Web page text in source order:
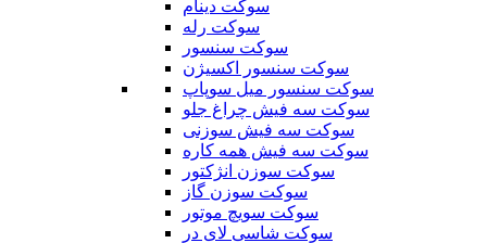
سوکت دینام
سوکت رله
سوکت سنسور
سوکت سنسور اکسیژن
سوکت سنسور میل سوپاپ
سوکت سه فیش چراغ جلو
سوکت سه فیش سوزنی
سوکت سه فیش همه کاره
سوکت سوزن انژکتور
سوکت سوزن گاز
سوکت سویچ موتور
سوکت شاسی لای در